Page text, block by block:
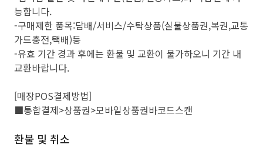
능합니다.
-구매제한 품목:담배/서비스/수탁상품(실물상품권,복권,교통
가드충전,택배)등
-유효 기간 경과 후에는 환불 및 교환이 불가하오니 기간 내
교환바랍니다.
[매장POS결제방법]
■통합결제>상품권>모바일상품권바코드스캔
환불 및 취소